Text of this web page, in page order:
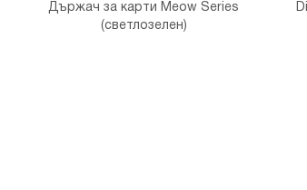
Държач за карти Meow Series
(светлозелен)